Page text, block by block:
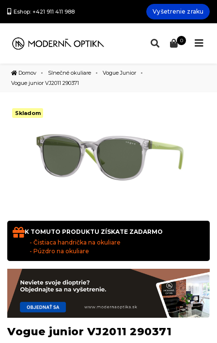
Eshop: +421 911 411 988 Vyšetrenie zraku
0
Domov Slnečné okuliare
Vogue Junior
Vogue junior VJ2011 290371
Skladom
K TOMUTO PRODUKTU ZÍSKATE ZADARMO
- Čistiaca handrička na okuliare
- Púzdro na okuliare
Vogue junior VJ2011 290371